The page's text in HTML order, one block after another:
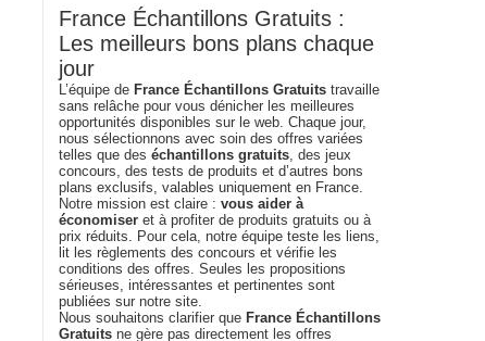
France Échantillons Gratuits :
Les meilleurs bons plans chaque
jour
L’équipe de France Échantillons Gratuits travaille
sans relâche pour vous dénicher les meilleures
opportunités disponibles sur le web. Chaque jour,
nous sélectionnons avec soin des offres variées
telles que des échantillons gratuits, des jeux
concours, des tests de produits et d’autres bons
plans exclusifs, valables uniquement en France.
Notre mission est claire : vous aider à
économiser et à profiter de produits gratuits ou à
prix réduits. Pour cela, notre équipe teste les liens,
lit les règlements des concours et vérifie les
conditions des offres. Seules les propositions
sérieuses, intéressantes et pertinentes sont
publiées sur notre site.
Nous souhaitons clarifier que France Échantillons
Gratuits ne gère pas directement les offres